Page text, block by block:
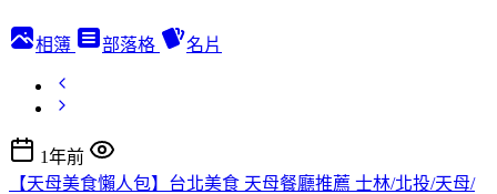
相簿 部落格 名片
1年前
【天母美食懶人包】台北美食 天母餐廳推薦 士林/北投/天母/